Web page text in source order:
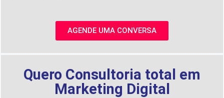
AGENDE UMA CONVERSA
Quero Consultoria total em
Marketing Digital